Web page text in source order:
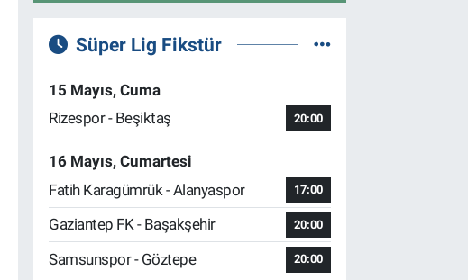
Süper Lig Fikstür
15 Mayıs, Cuma
Rizespor - Beşiktaş
20:00
16 Mayıs, Cumartesi
Fatih Karagümrük - Alanyaspor
17:00
Gaziantep FK - Başakşehir 20:00
Samsunspor - Göztepe 20:00